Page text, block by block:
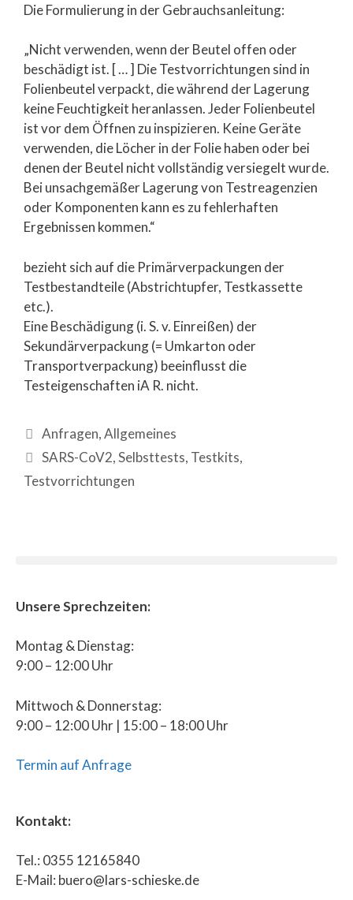
Die Formulierung in der Gebrauchsanleitung:
„Nicht verwenden, wenn der Beutel offen oder
beschädigt ist. [ … ] Die Testvorrichtungen sind in
Folienbeutel verpackt, die während der Lagerung
keine Feuchtigkeit heranlassen. Jeder Folienbeutel
ist vor dem Öffnen zu inspizieren. Keine Geräte
verwenden, die Löcher in der Folie haben oder bei
denen der Beutel nicht vollständig versiegelt wurde.
Bei unsachgemäßer Lagerung von Testreagenzien
oder Komponenten kann es zu fehlerhaften
Ergebnissen kommen.“
bezieht sich auf die Primärverpackungen der
Testbestandteile (Abstrichtupfer, Testkassette
etc.).
Eine Beschädigung (i. S. v. Einreißen) der
Sekundärverpackung (= Umkarton oder
Transportverpackung) beeinflusst die
Testeigenschaften iA R. nicht.
Anfragen,Allgemeines
SARS-CoV2,Selbsttests, Testkits,
Testvorrichtungen
Unsere Sprechzeiten:
Montag & Dienstag:
9:00 – 12:00 Uhr
Mittwoch & Donnerstag:
9:00 – 12:00 Uhr | 15:00 – 18:00 Uhr
Termin auf Anfrage
Kontakt:
Tel.: 0355 12165840
E-Mail: buero@lars-schieske.de